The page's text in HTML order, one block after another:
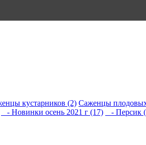
кустарников (2) Саженцы
- Новинки осень 2021 г (17) - Персик